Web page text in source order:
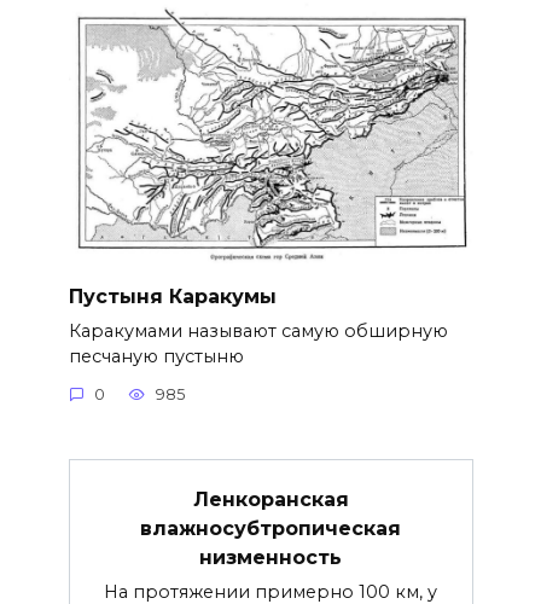
Пустыня Каракумы
Каракумами называют самую обширную
песчаную пустыню
0 985
Ленкоранская
влажносубтропическая
низменность
На протяжении примерно 100 км, у